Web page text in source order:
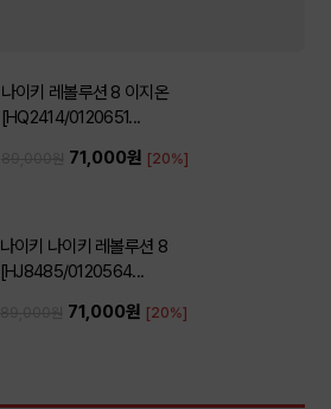
나이키 레볼루션 8 이지온
[HQ2414/0120651...
71,000원 [20%]
나이키 나이키 레볼루션 8
[HJ8485/0120564...
71,000원 [20%]